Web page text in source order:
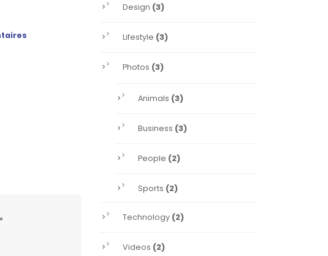
*
Design (3)
Lifestyle (3)
Photos (3)
Animals (3)
Business (3)
People (2)
Sports (2)
Technology (2)
Videos (2)